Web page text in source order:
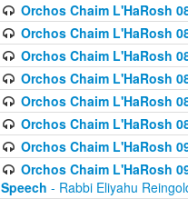
Orchos Chaim L'HaRosh
Orchos Chaim L'HaRosh
Orchos Chaim L'HaRosh
Orchos Chaim L'HaRosh
Orchos Chaim L'HaRosh
Orchos Chaim L'HaRosh
Orchos Chaim L'HaRosh
Orchos Chaim L'HaRosh
Speech - Rabbi Eliyahu